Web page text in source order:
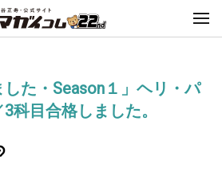
した・Season１」ヘリ・パ
科目合格しました。